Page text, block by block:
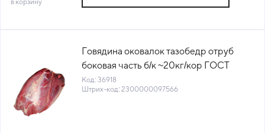
Говядина оковалок тазобедр отруб
боковая часть б/к ~20кг/кор ГОСТ
Вариант Россия (КОР) (КОД 36918)
(-18°С)
Код: 36918
Штрих-код: 2300000097566